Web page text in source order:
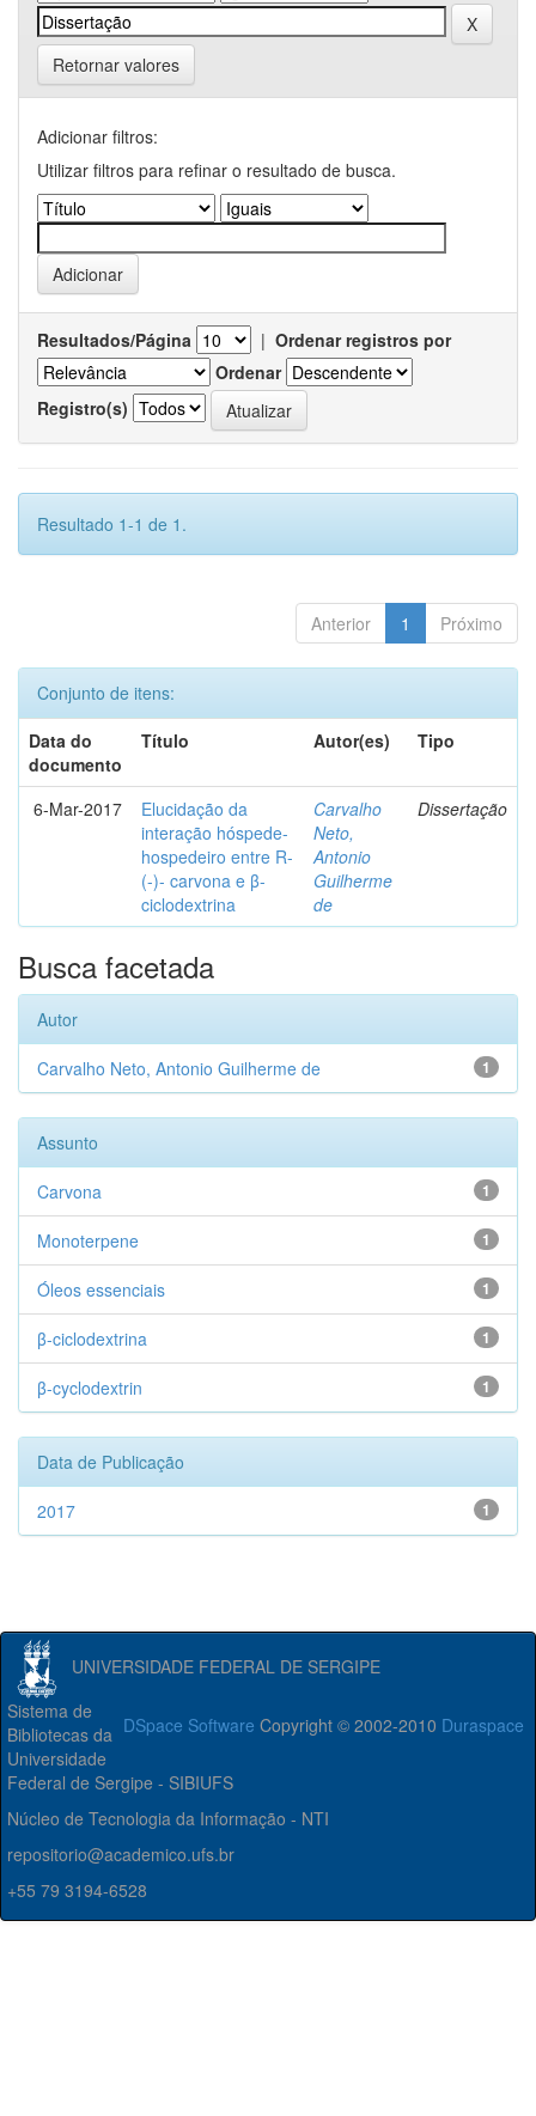
Retornar valores
Adicionar filtros:
Utilizar filtros para refinar o resultado de busca.
Resultados/Página | Ordenar registros por
Ordenar
Registro(s)
Resultado 1-1 de 1.
Anterior 1 Próximo
Conjunto de itens:
Data do
documento
Título Autor(es) Tipo
6-Mar-2017
Elucidação da
interação hóspede-
hospedeiro entre R-
(-)- carvona e β-
ciclodextrina
Carvalho
Neto,
Antonio
Guilherme
de
Dissertação
Busca facetada
Autor
1
Carvalho Neto, Antonio Guilherme de
Assunto
1
Carvona
1
Monoterpene
1
Óleos essenciais
1
β-ciclodextrina
1
β-cyclodextrin
Data de Publicação
1
2017
UNIVERSIDADE FEDERAL DE SERGIPE
DSpace Software Copyright © 2002-2010 Duraspace
Sistema de
Bibliotecas da
Universidade
Federal de Sergipe - SIBIUFS
Núcleo de Tecnologia da Informação - NTI
repositorio@academico.ufs.br
+55 79 3194-6528